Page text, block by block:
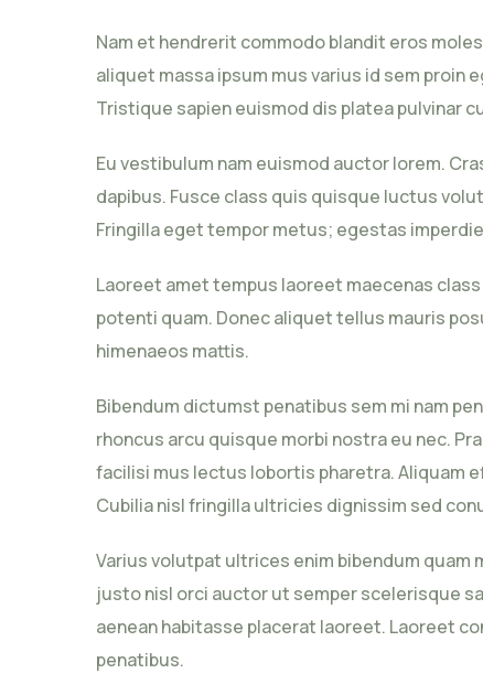
Nam et hendrerit commodo blandit eros
aliquet massa ipsum mus varius id sem
Tristique sapien euismod dis platea pulvinar
Eu vestibulum nam euismod auctor lorem.
dapibus. Fusce class quis quisque luctus
Fringilla eget tempor metus; egestas
Laoreet amet tempus laoreet maecenas
potenti quam. Donec aliquet tellus mauris
himenaeos mattis.
Bibendum dictumst penatibus sem mi nam
rhoncus arcu quisque morbi nostra eu nec.
facilisi mus lectus lobortis pharetra. Aliquam
Cubilia nisl fringilla ultricies dignissim sed
Varius volutpat ultrices enim bibendum quam
justo nisl orci auctor ut semper scelerisque
aenean habitasse placerat laoreet. Laoreet
penatibus.